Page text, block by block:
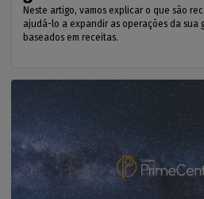
Neste artigo, vamos explicar o que são
ajudá-lo a expandir as operações da sua
baseados em receitas.